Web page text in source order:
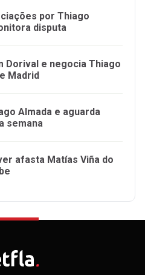
por Thiago
disputa
Dorival e negocia Thiago
Madrid
Almada e aguarda
semana
afasta Matías Viña do